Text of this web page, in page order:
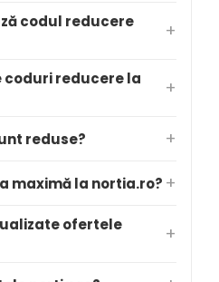
codul reducere
coduri reducere la
reduse?
maximă la nortia.ro?
ofertele